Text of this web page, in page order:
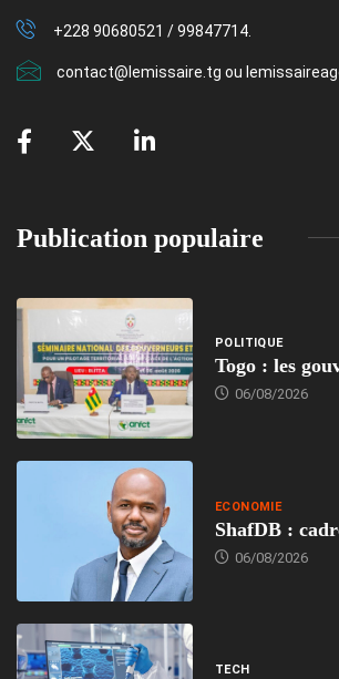
+228 90680521 / 99847714.
contact@lemissaire.tg ou
Publication populaire
POLITIQUE
Togo : les
06/08/2026
ECONOMIE
ShafDB :
06/08/2026
TECH